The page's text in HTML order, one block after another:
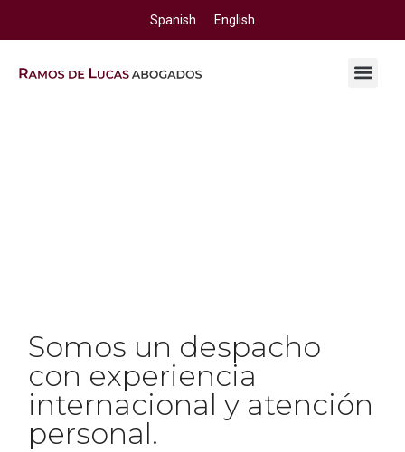
Spanish English
Somos un despacho
con experiencia
internacional y atención
personal.